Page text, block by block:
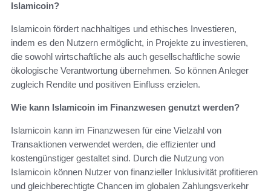
Islamicoin?
Islamicoin fördert nachhaltiges und ethisches Investieren,
indem es den Nutzern ermöglicht, in Projekte zu investieren,
die sowohl wirtschaftliche als auch gesellschaftliche sowie
ökologische Verantwortung übernehmen. So können Anleger
zugleich Rendite und positiven Einfluss erzielen.
Wie kann Islamicoin im Finanzwesen genutzt werden?
Islamicoin kann im Finanzwesen für eine Vielzahl von
Transaktionen verwendet werden, die effizienter und
kostengünstiger gestaltet sind. Durch die Nutzung von
Islamicoin können Nutzer von finanzieller Inklusivität profitieren
und gleichberechtigte Chancen im globalen Zahlungsverkehr